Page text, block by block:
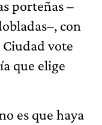
porteñas –
con
vote
que elige
es que haya